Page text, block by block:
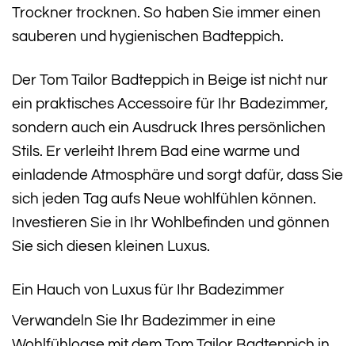
Trockner trocknen. So haben Sie immer einen
sauberen und hygienischen Badteppich.
Der Tom Tailor Badteppich in Beige ist nicht nur
ein praktisches Accessoire für Ihr Badezimmer,
sondern auch ein Ausdruck Ihres persönlichen
Stils. Er verleiht Ihrem Bad eine warme und
einladende Atmosphäre und sorgt dafür, dass Sie
sich jeden Tag aufs Neue wohlfühlen können.
Investieren Sie in Ihr Wohlbefinden und gönnen
Sie sich diesen kleinen Luxus.
Ein Hauch von Luxus für Ihr Badezimmer
Verwandeln Sie Ihr Badezimmer in eine